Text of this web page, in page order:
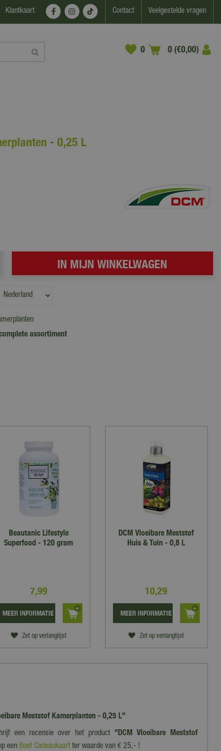
Klantkaart Contact Veelgestelde vragen
0 (€0,00)
- 0,25 L
assortiment
Beautanic Lifestyle
Superfood - 120 gram
7,99
Zet op verlanglijst
MEER INFORMATIE
DCM Vloeibare Meststof
Huis & Tuin - 0,8 L
10,29
Zet op verlanglijst
MEER INFORMATIE
Meststof Kamerplanten - 0,25 L"
een recensie over het product "DCM Vloeibare Meststof
een Boet Cadeaukaartter waarde van € 25,- !